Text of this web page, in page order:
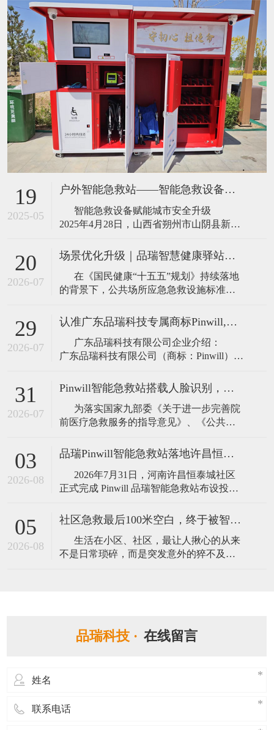
19
2025-05
户外智能急救站——智能急救设备赋能城市安全升级！
智能急救设备赋能城市安全升级
2025年4月28日，山西省朔州市山阴县新韵
智能急救站。该设备通过集成AED除颤
仪、担架、轮椅、急救包、氧气瓶等应急
物资，构建起覆盖心脏骤停急救、骨折固
20
2026-07
场景优化升级｜品瑞智慧健康驿站：智能急救站进阶升级版
在《国民健康“十五五”规划》持续落地
的背景下，公共场所应急急救设施标准化
公共急救体系的主力标配设备，承担着城
市、园区、社区基础院前急救兜底功能。
但在社区、老旧小区、养老场景、机关单
29
2026-07
认准广东品瑞科技专属商标Pinwill,打造应急救护装备一站式专业体系
广东品瑞科技有限公司企业介绍：
广东品瑞科技有限公司（商标：Pinwill），
整体解决方案输出的专业化科技企业，深
耕应急救护与生命安全保障赛道，聚焦公
共安全、场景化应急救援领域，以硬
31
2026-07
Pinwill智能急救站搭载人脸识别，政策赋能智慧急救升级
为落实国家九部委《关于进一步完善院
前医疗急救服务的指导意见》、《公共场
求，各地加速推进 “5 分钟社会急救圈” 落
地，推动公园、社区、文旅场馆等人员密
集场所配齐标准化急救设施，以数字化手
段补齐院前应急救护短板，最大限度把握
03
2026-08
品瑞Pinwill智能急救站落地许昌恒泰城！筑牢社区生命安全屏障
2026年7月31日，河南许昌恒泰城社区
正式完成 Pinwill 品瑞智能急救站布设投
为小区业主搭建起 “就近可及、快速取用”
的社区应急生命保障阵地。 本次落地的
广东品瑞 Pinw
05
2026-08
社区急救最后100米空白，终于被智能急救站补齐了
生活在小区、社区，最让人揪心的从来
不是日常琐碎，而是突发意外的猝不及
品瑞科技 · 在线留言